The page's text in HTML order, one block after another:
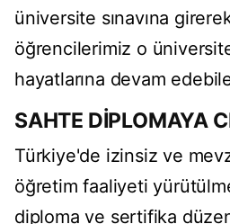
üniversite sınavına
öğrencilerimiz o
hayatlarına devam
SAHTE DİPLOMAYA
Türkiye'de izinsiz ve
öğretim faaliyeti
diploma ve sertifika